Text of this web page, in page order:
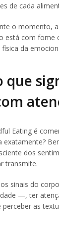
de cada
o momento,
está com fome
da
que
Eating é
exatamente?
dos
transmite.
sinais do
—, ter
perceber as